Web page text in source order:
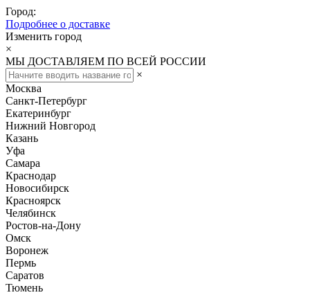
Город:
Подробнее о доставке
Изменить город
×
МЫ ДОСТАВЛЯЕМ ПО ВСЕЙ РОССИИ
×
Москва
Санкт-Петербург
Екатеринбург
Нижний Новгород
Казань
Уфа
Самара
Краснодар
Новосибирск
Красноярск
Челябинск
Ростов-на-Дону
Омск
Воронеж
Пермь
Саратов
Тюмень